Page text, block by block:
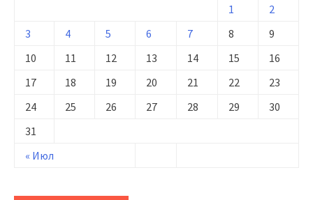
« Июл
1
2
3
4 5 6 7 8
9
10
11 12 13 14 15
16
17
18 19 20 21 22
23
24
25 26 27 28 29
30
31